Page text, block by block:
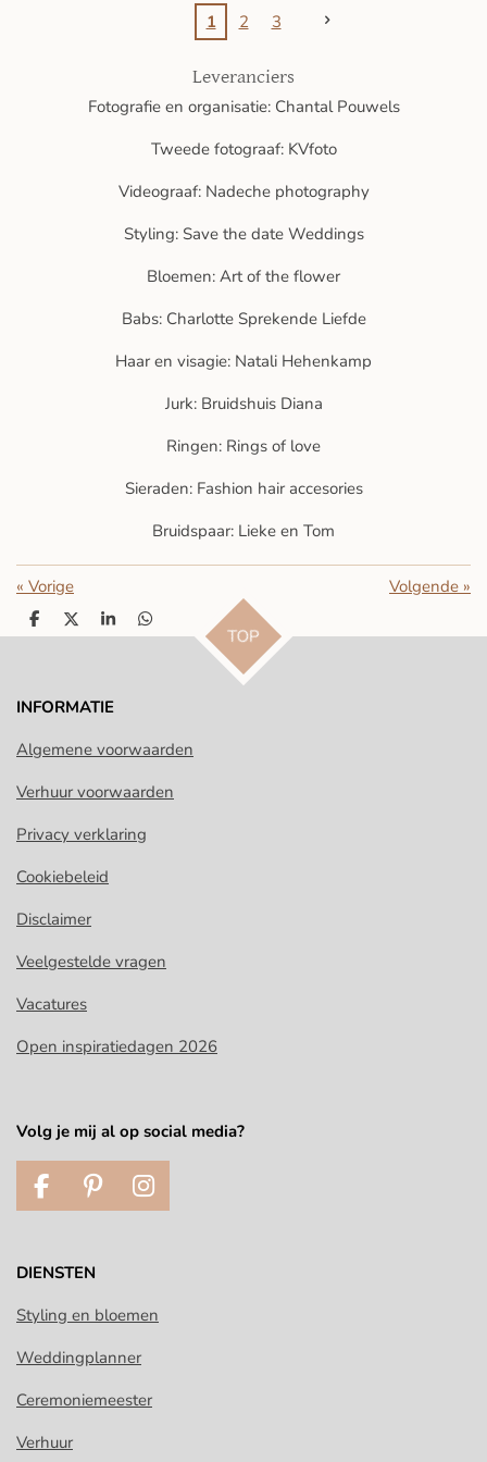
1 2 3
Leveranciers
Fotografie en organisatie: Chantal Pouwels
Tweede fotograaf: KVfoto
Videograaf: Nadeche photography
Styling: Save the date Weddings
Bloemen: Art of the flower
Babs: Charlotte Sprekende Liefde
Haar en visagie: Natali Hehenkamp
Jurk: Bruidshuis Diana
Ringen: Rings of love
Sieraden: Fashion hair accesories
Bruidspaar: Lieke en Tom
« Vorige Volgende »
D
e
D
e
S
h
D
e
TOP
INFORMATIE
Algemene voorwaarden
Verhuur voorwaarden
Privacy verklaring
Cookiebeleid
Disclaimer
Veelgestelde vragen
Vacatures
Open inspiratiedagen 2026
Volg je mij al op social media?
F
a
e
o
k
P
i
t
r
s
I
n
g
DIENSTEN
Styling en bloemen
Weddingplanner
Ceremoniemeester
Verhuur